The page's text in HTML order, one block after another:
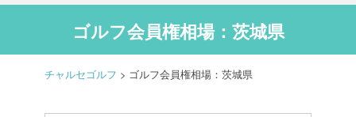
ゴルフ会員権相場：茨城県
チャルセゴルフ > ゴルフ会員権相場：茨城県